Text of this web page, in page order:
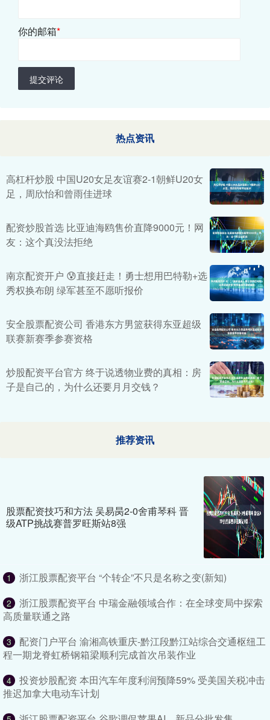
你的邮箱*
提交评论
热点资讯
高杠杆炒股 中国U20女足友谊赛2-1朝鲜U20女
足，周欣怡和曾雨佳进球
配资炒股首选 比亚迪海鸥售价直降9000元！网
友：这个真没法拒绝
南京配资开户 😰直接赶走！勇士想用巴特勒+选
秀权换布朗 绿军甚至不愿听报价
安全股票配资公司 香港东方男篮获得东亚超级
联赛新赛季参赛资格
炒股配资平台官方 终于说透物业费的真相：房
子是自己的，为什么还要月月交钱？
推荐资讯
股票配资技巧和方法 吴易昺2-0舍甫琴科 晋
级ATP挑战赛普罗旺斯站8强
1 浙江股票配资平台 “个转企”不只是名称之变(新知)
2
浙江股票配资平台 中瑞金融领域合作：在全球变局中探索
高质量联通之路
3
配资门户平台 渝湘高铁重庆-黔江段黔江站综合交通枢纽工
程一期龙脊虹桥钢箱梁顺利完成首次吊装作业
4
投资炒股配资 本田汽车年度利润预降59% 受美国关税冲击
推迟加拿大电动车计划